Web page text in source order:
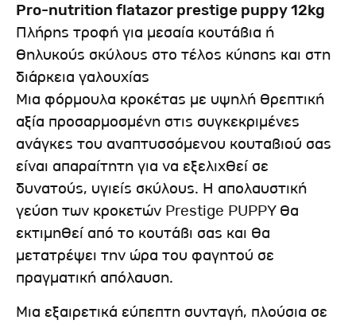
Pro-nutrition flatazor prestige puppy 12kg
Πλήρης τροφή για μεσαία κουτάβια ή
θηλυκούς σκύλους στο τέλος κύησης και στη
διάρκεια γαλουχίας
Μια φόρμουλα κροκέτας με υψηλή θρεπτική
αξία προσαρμοσμένη στις συγκεκριμένες
ανάγκες του αναπτυσσόμενου κουταβιού σας
είναι απαραίτητη για να εξελιχθεί σε
δυνατούς, υγιείς σκύλους. Η απολαυστική
γεύση των κροκετών Prestige PUPPY θα
εκτιμηθεί από το κουτάβι σας και θα
μετατρέψει την ώρα του φαγητού σε
πραγματική απόλαυση.
Μια εξαιρετικά εύπεπτη συνταγή, πλούσια σε